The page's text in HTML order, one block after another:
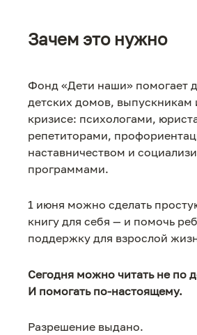
Зачем это нужно
Фонд «Дети наши» помогает
детских домов, выпускникам
кризисе: психологами,
репетиторами,
наставничеством и
программами.
1 июня можно сделать
книгу для себя — и помочь
поддержку для взрослой
Сегодня можно читать не по
И помогать по-настоящему.
Разрешение выдано.